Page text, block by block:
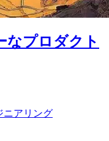
なプロダクト
ニアリング